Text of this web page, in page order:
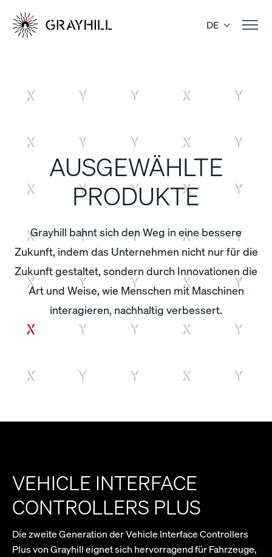
content
DE
AUSGEWÄHLTE
PRODUKTE
Grayhill bahnt sich den Weg in eine bessere
Zukunft, indem das Unternehmen nicht nur für die
Zukunft gestaltet, sondern durch Innovationen die
Art und Weise, wie Menschen mit Maschinen
interagieren, nachhaltig verbessert.
VEHICLE INTERFACE
CONTROLLERS PLUS
Die zweite Generation der Vehicle Interface Controllers
Plus von Grayhill eignet sich hervorragend für Fahrzeuge,